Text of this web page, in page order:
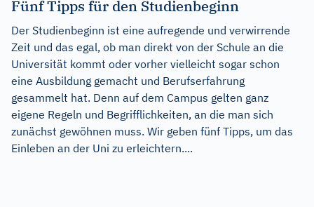
Fünf Tipps für den Studienbeginn
Der Studienbeginn ist eine aufregende und verwirrende
Zeit und das egal, ob man direkt von der Schule an die
Universität kommt oder vorher vielleicht sogar schon
eine Ausbildung gemacht und Berufserfahrung
gesammelt hat. Denn auf dem Campus gelten ganz
eigene Regeln und Begrifflichkeiten, an die man sich
zunächst gewöhnen muss. Wir geben fünf Tipps, um das
Einleben an der Uni zu erleichtern....